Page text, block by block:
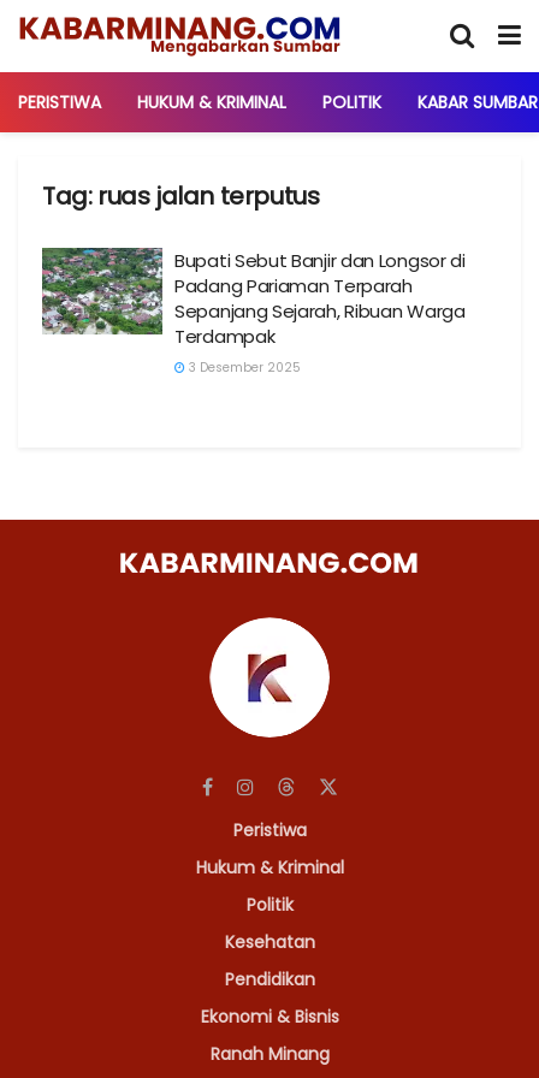
PERISTIWA HUKUM & KRIMINAL POLITIK KABAR SUMBAR
Tag: ruas jalan terputus
Bupati Sebut Banjir dan Longsor di
Padang Pariaman Terparah
Sepanjang Sejarah, Ribuan Warga
Terdampak
3 Desember 2025
Peristiwa
Hukum & Kriminal
Politik
Kesehatan
Pendidikan
Ekonomi & Bisnis
Ranah Minang